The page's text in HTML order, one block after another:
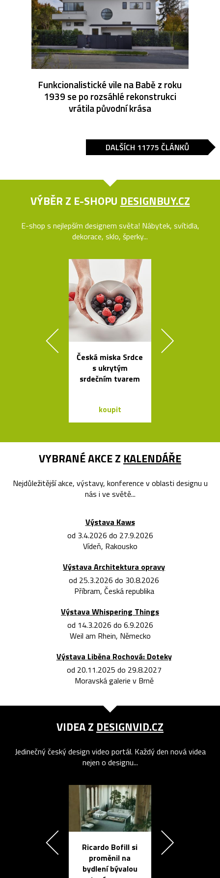
Funkcionalistické vile na Babě z roku
1939 se po rozsáhlé rekonstrukci
vrátila původní krása
DALŠÍCH 11775 ČLÁNKŮ
VÝBĚR Z E-SHOPU DESIGNBUY.CZ
E-shop s nejlepším designem světa! Nábytek, svítidla,
dekorace, sklo, šperky...
Česká miska Srdce
s ukrytým
srdečním tvarem
koupit
VYBRANÉ AKCE Z KALENDÁŘE
Nejdůležitější akce, výstavy, konference v oblasti designu u
nás i ve světě...
Výstava Kaws
od 3.4.2026 do 27.9.2026
Vídeň, Rakousko
Výstava Architektura opravy
od 25.3.2026 do 30.8.2026
Příbram, Česká republika
Výstava Whispering Things
od 14.3.2026 do 6.9.2026
Weil am Rhein, Německo
Výstava Liběna Rochová: Doteky
od 20.11.2025 do 29.8.2027
Moravská galerie v Brně
VIDEA Z DESIGNVID.CZ
Jedinečný český design video portál. Každý den nová videa
nejen o designu...
Ricardo Bofill si
proměnil na
bydlení bývalou